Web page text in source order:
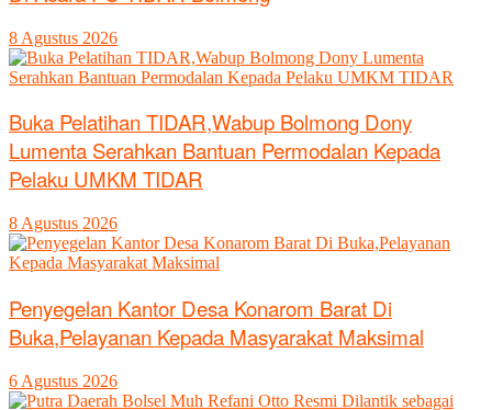
8 Agustus 2026
Buka Pelatihan TIDAR,Wabup Bolmong Dony
Lumenta Serahkan Bantuan Permodalan Kepada
Pelaku UMKM TIDAR
8 Agustus 2026
Penyegelan Kantor Desa Konarom Barat Di
Buka,Pelayanan Kepada Masyarakat Maksimal
6 Agustus 2026